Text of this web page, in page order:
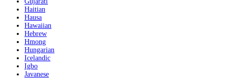
Haitian
Hausa
Hawaiian
Hebrew
Hmong
Hungarian
Icelandic
Igbo
Javanese